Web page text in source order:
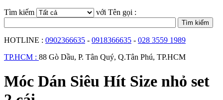
Tìm kiếm
với Tên gọi :
HOTLINE : 0902366635 - 0918366635 - 028 3559 1989
TP.HCM : 88 Gò Dầu, P. Tân Quý, Q.Tân Phú, TP.HCM
Móc Dán Siêu Hít Size nhỏ set